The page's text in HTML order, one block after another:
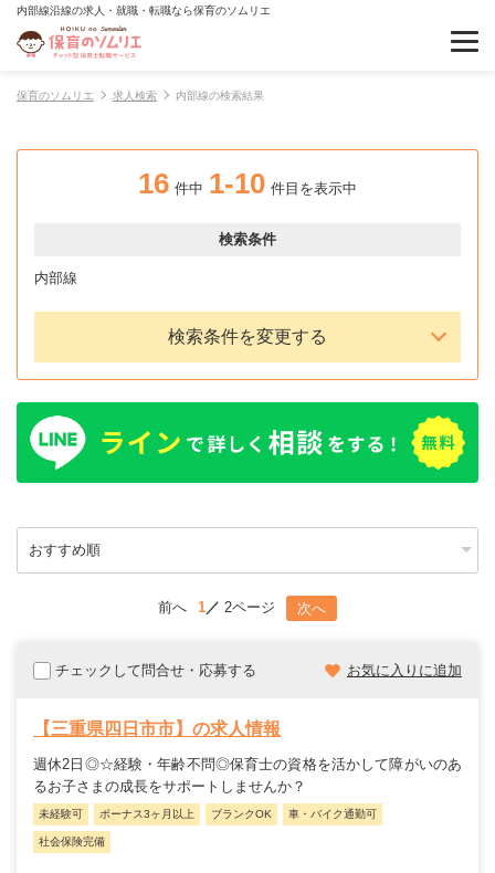
内部線沿線の求人・就職・転職なら保育のソムリエ
保育のソムリエ 求人検索 内部線の検索結果
16 件中 1-10 件目を表示中
検索条件
内部線
検索条件を変更する
前へ 1 2ページ 次へ
チェックして問合せ・応募する お気に入りに追加
【三重県四日市市】の求人情報
週休2日◎☆経験・年齢不問◎保育士の資格を活かして障がいのあ
るお子さまの成長をサポートしませんか？
未経験可 ボーナス3ヶ月以上 ブランクOK 車・バイク通勤可
社会保険完備